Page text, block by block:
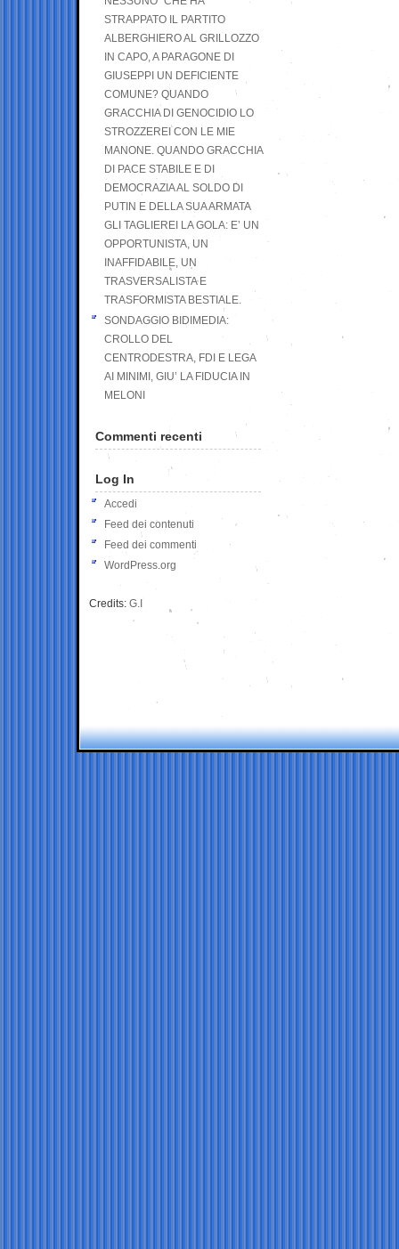
STRAPPATO IL PARTITO
ALBERGHIERO AL GRILLOZZO
IN CAPO, A PARAGONE DI
GIUSEPPI UN DEFICIENTE
COMUNE? QUANDO
GRACCHIA DI GENOCIDIO LO
STROZZEREI CON LE MIE
MANONE. QUANDO GRACCHIA
DI PACE STABILE E DI
DEMOCRAZIA AL SOLDO DI
PUTIN E DELLA SUA ARMATA
GLI TAGLIEREI LA GOLA: E’ UN
OPPORTUNISTA, UN
INAFFIDABILE, UN
TRASVERSALISTA E
TRASFORMISTA BESTIALE.
SONDAGGIO BIDIMEDIA:
CROLLO DEL
CENTRODESTRA, FDI E LEGA
AI MINIMI, GIU’ LA FIDUCIA IN
MELONI
Commenti recenti
Log In
Accedi
Feed dei contenuti
Feed dei commenti
WordPress.org
Credits: G.I